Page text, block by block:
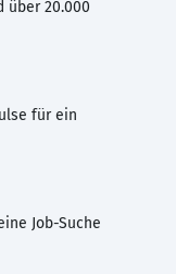
über 20.000
für ein
Job-Suche